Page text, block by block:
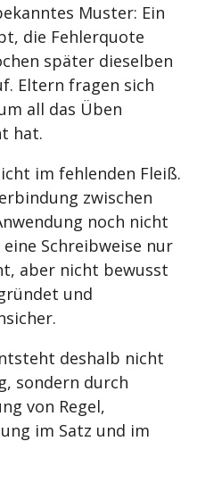
Muster: Ein
die Fehlerquote
später dieselben
Eltern fragen sich
all das Üben
hat.
im fehlenden Fleiß.
zwischen
noch nicht
Schreibweise nur
aber nicht bewusst
und
deshalb nicht
sondern durch
von Regel,
im Satz und im